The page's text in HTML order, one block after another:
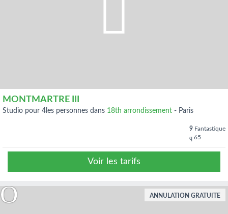
MONTMARTRE III
studio pour 4les personnes dans 18th arrondissement - Paris
9 Fantastique
65
Voir les tarifs
ANNULATION GRATUITE